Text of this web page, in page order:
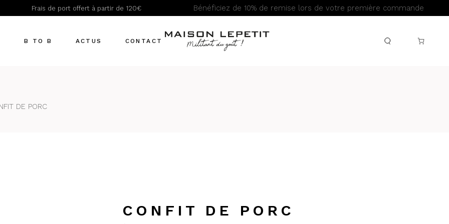
Frais de port offert à partir de 120€ Bénéficiez de 10% de remise lors de votre première commande
B TO B ACTUS CONTACT
Recettes
DE PORC
CONFIT DE PORC